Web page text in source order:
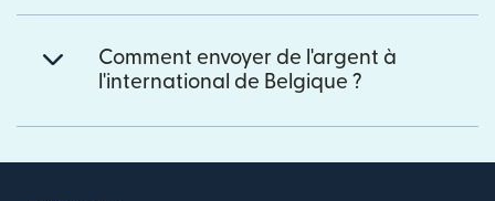
Comment envoyer de l'argent à
l'international de Belgique ?